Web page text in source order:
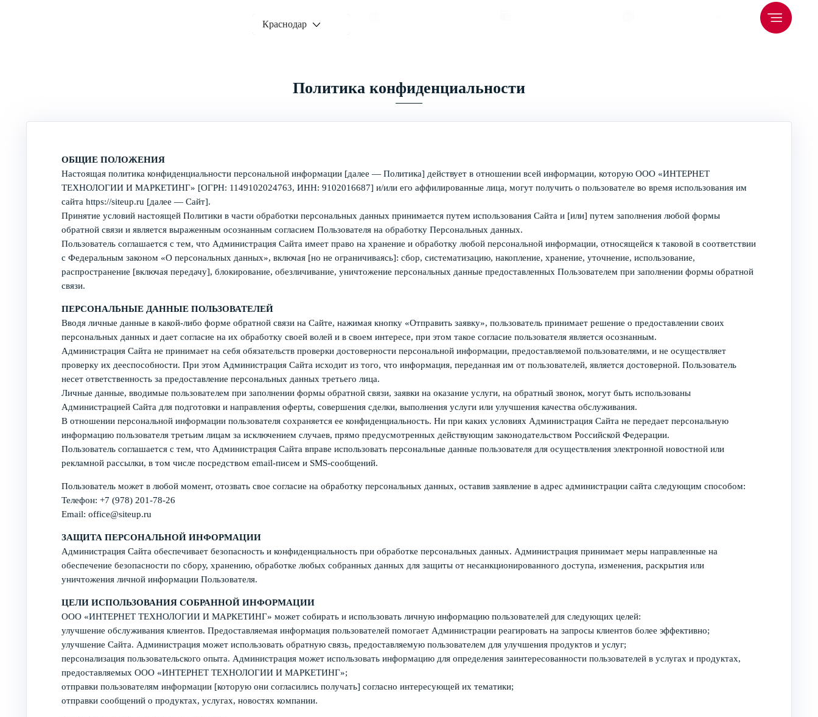
Краснодар
Политика конфиденциальности
ОБЩИЕ ПОЛОЖЕНИЯ
Настоящая политика конфиденциальности персональной информации [далее — Политика] действует в отношении всей информации, которую ООО «ИНТЕРНЕТ
ТЕХНОЛОГИИ И МАРКЕТИНГ» [ОГРН: 1149102024763, ИНН: 9102016687] и/или его аффилированные лица, могут получить о пользователе во время использования им
сайта https://siteup.ru [далее — Сайт].
Принятие условий настоящей Политики в части обработки персональных данных принимается путем использования Сайта и [или] путем заполнения любой формы
обратной связи и является выраженным осознанным согласием Пользователя на обработку Персональных данных.
Пользователь соглашается с тем, что Администрация Сайта имеет право на хранение и обработку любой персональной информации, относящейся к таковой в соответствии
с Федеральным законом «О персональных данных», включая [но не ограничиваясь]: сбор, систематизацию, накопление, хранение, уточнение, использование,
распространение [включая передачу], блокирование, обезличивание, уничтожение персональных данные предоставленных Пользователем при заполнении формы обратной
связи.
ПЕРСОНАЛЬНЫЕ ДАННЫЕ ПОЛЬЗОВАТЕЛЕЙ
Вводя личные данные в какой-либо форме обратной связи на Сайте, нажимая кнопку «Отправить заявку», пользователь принимает решение о предоставлении своих
персональных данных и дает согласие на их обработку своей волей и в своем интересе, при этом такое согласие пользователя является осознанным.
Администрация Сайта не принимает на себя обязательств проверки достоверности персональной информации, предоставляемой пользователями, и не осуществляет
проверку их дееспособности. При этом Администрация Сайта исходит из того, что информация, переданная им от пользователей, является достоверной. Пользователь
несет ответственность за предоставление персональных данных третьего лица.
Личные данные, вводимые пользователем при заполнении формы обратной связи, заявки на оказание услуги, на обратный звонок, могут быть использованы
Администрацией Сайта для подготовки и направления оферты, совершения сделки, выполнения услуги или улучшения качества обслуживания.
В отношении персональной информации пользователя сохраняется ее конфиденциальность. Ни при каких условиях Администрация Сайта не передает персональную
информацию пользователя третьим лицам за исключением случаев, прямо предусмотренных действующим законодательством Российской Федерации.
Пользователь соглашается с тем, что Администрация Сайта вправе использовать персональные данные пользователя для осуществления электронной новостной или
рекламной рассылки, в том числе посредством email-писем и SMS-сообщений.
Пользователь может в любой момент, отозвать свое согласие на обработку персональных данных, оставив заявление в адрес администрации сайта следующим способом:
Телефон: +7 (978) 201-78-26
Email: office@siteup.ru
ЗАЩИТА ПЕРСОНАЛЬНОЙ ИНФОРМАЦИИ
Администрация Сайта обеспечивает безопасность и конфиденциальность при обработке персональных данных. Администрация принимает меры направленные на
обеспечение безопасности по сбору, хранению, обработке любых собранных данных для защиты от несанкционированного доступа, изменения, раскрытия или
уничтожения личной информации Пользователя.
ЦЕЛИ ИСПОЛЬЗОВАНИЯ СОБРАННОЙ ИНФОРМАЦИИ
ООО «ИНТЕРНЕТ ТЕХНОЛОГИИ И МАРКЕТИНГ» может собирать и использовать личную информацию пользователей для следующих целей:
улучшение обслуживания клиентов. Предоставляемая информация пользователей помогает Администрации реагировать на запросы клиентов более эффективно;
улучшение Сайта. Администрация может использовать обратную связь, предоставляемую пользователем для улучшения продуктов и услуг;
персонализация пользовательского опыта. Администрация может использовать информацию для определения заинтересованности пользователей в услугах и продуктах,
предоставляемых ООО «ИНТЕРНЕТ ТЕХНОЛОГИИ И МАРКЕТИНГ»;
отправки пользователям информации [которую они согласились получать] согласно интересующей их тематики;
отправки сообщений о продуктах, услугах, новостях компании.